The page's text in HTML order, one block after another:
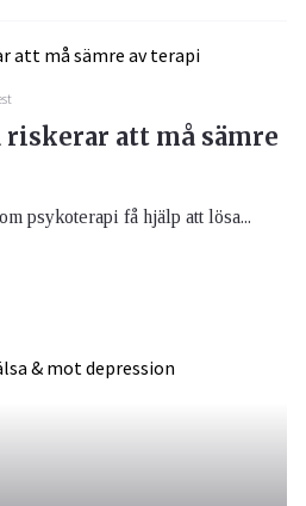
riskerar att må sämre
psykoterapi få hjälp att lösa...